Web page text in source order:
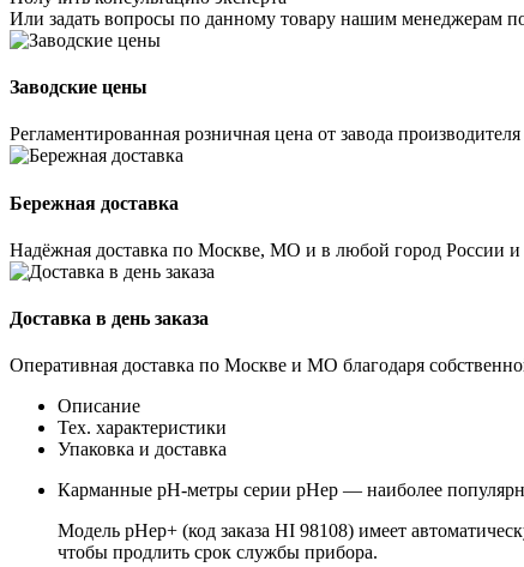
Или задать вопросы по данному товару нашим менеджерам
Заводские цены
Регламентированная розничная цена от завода производителя
Бережная доставка
Надёжная доставка по Москве, МО и в любой город России и
Доставка в день заказа
Оперативная доставка по Москве и МО благодаря
Описание
Тех. характеристики
Упаковка и доставка
Карманные pH-метры серии pHep — наиболее
Модель pHep+ (код заказа HI 98108) имеет
чтобы продлить срок службы прибора.